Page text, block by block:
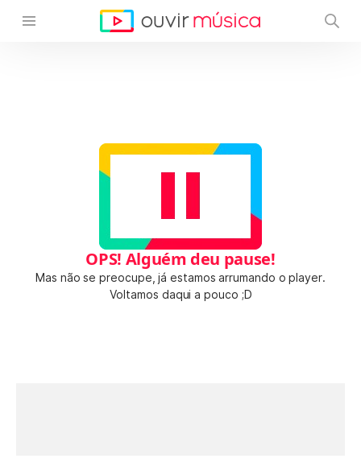
OPS! Alguém deu pause!
Mas não se preocupe, já estamos arrumando o player.
Voltamos daqui a pouco ;D